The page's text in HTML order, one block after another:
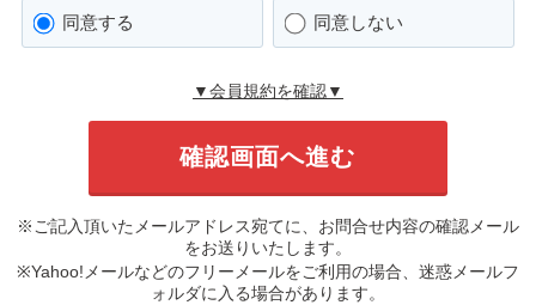
同意する 同意しない
▼会員規約を確認▼
※ご記入頂いたメールアドレス宛てに、お問合せ内容の確認メール
をお送りいたします。
※Yahoo!メールなどのフリーメールをご利用の場合、迷惑メールフ
ォルダに入る場合があります。